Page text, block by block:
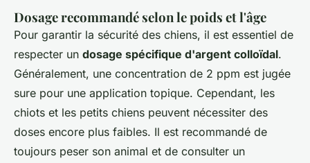
Dosage recommandé selon le poids et l'âge
Pour garantir la sécurité des chiens, il est essentiel de
respecter un dosage spécifique d'argent colloïdal.
Généralement, une concentration de 2 ppm est jugée
sure pour une application topique. Cependant, les
chiots et les petits chiens peuvent nécessiter des
doses encore plus faibles. Il est recommandé de
toujours peser son animal et de consulter un